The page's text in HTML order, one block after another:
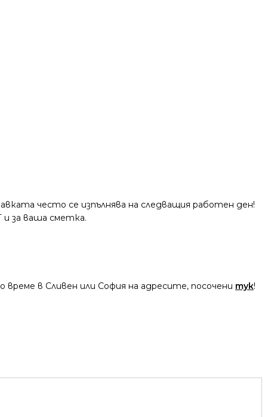
често се изпълнява на следващия работен ден!
и за ваша сметка.
в Сливен или София на адресите, посочени тук!